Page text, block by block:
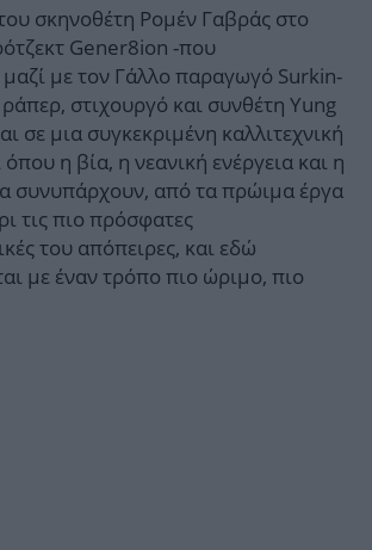
σκηνοθέτη Ρομέν Γαβράς στο
Gener8ion -που
με τον Γάλλο παραγωγό Surkin-
στιχουργό και συνθέτη Yung
σε μια συγκεκριμένη καλλιτεχνική
η βία, η νεανική ενέργεια και η
συνυπάρχουν, από τα πρώιμα έργα
τις πιο πρόσφατες
του απόπειρες, και εδώ
με έναν τρόπο πιο ώριμο, πιο